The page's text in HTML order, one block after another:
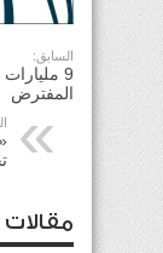
السابق:
المفترض